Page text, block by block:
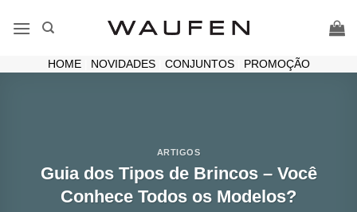
HOME| NOVIDADES| CONJUNTOS| PROMOÇÃO
ARTIGOS
Guia dos Tipos de Brincos – Você
Conhece Todos os Modelos?